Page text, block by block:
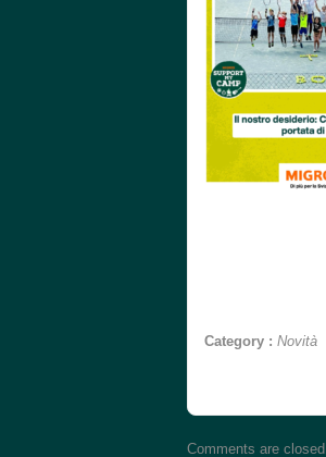
Category : Novità
Comments are closed.